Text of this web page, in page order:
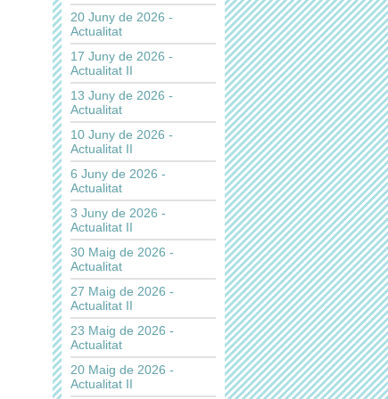
20 Juny de 2026 -
Actualitat
17 Juny de 2026 -
Actualitat II
13 Juny de 2026 -
Actualitat
10 Juny de 2026 -
Actualitat II
6 Juny de 2026 -
Actualitat
3 Juny de 2026 -
Actualitat II
30 Maig de 2026 -
Actualitat
27 Maig de 2026 -
Actualitat II
23 Maig de 2026 -
Actualitat
20 Maig de 2026 -
Actualitat II